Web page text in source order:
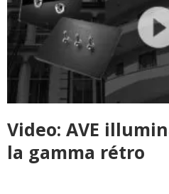
Video: AVE
la gamma rétro